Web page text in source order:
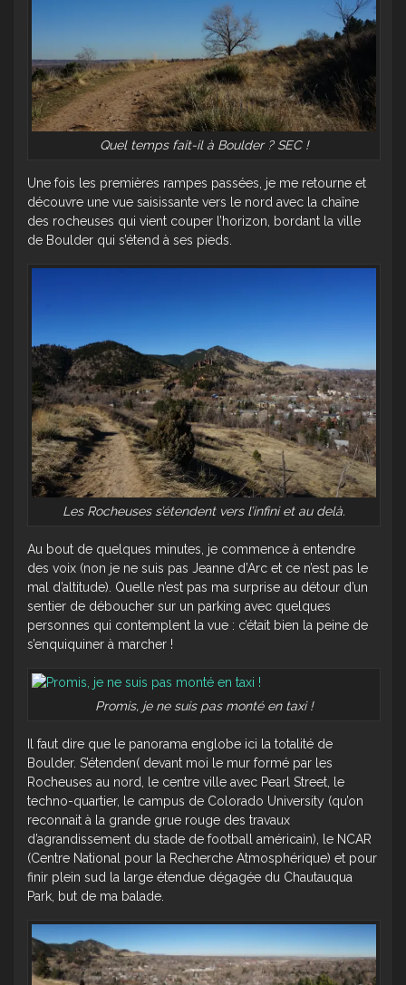
Quel temps fait-il à Boulder ? SEC !
Une fois les premières rampes passées, je me retourne et
découvre une vue saisissante vers le nord avec la chaîne
des rocheuses qui vient couper l’horizon, bordant la ville
de Boulder qui s’étend à ses pieds.
Les Rocheuses s’étendent vers l’infini et au delà.
Au bout de quelques minutes, je commence à entendre
des voix (non je ne suis pas Jeanne d’Arc et ce n’est pas le
mal d’altitude). Quelle n’est pas ma surprise au détour d’un
sentier de déboucher sur un parking avec quelques
personnes qui contemplent la vue : c’était bien la peine de
s’enquiquiner à marcher !
Promis, je ne suis pas monté en taxi !
Il faut dire que le panorama englobe ici la totalité de
Boulder. S’étenden( devant moi le mur formé par les
Rocheuses au nord, le centre ville avec Pearl Street, le
techno-quartier, le campus de Colorado University (qu’on
reconnait à la grande grue rouge des travaux
d’agrandissement du stade de football américain), le NCAR
(Centre National pour la Recherche Atmosphérique) et pour
finir plein sud la large étendue dégagée du Chautauqua
Park, but de ma balade.